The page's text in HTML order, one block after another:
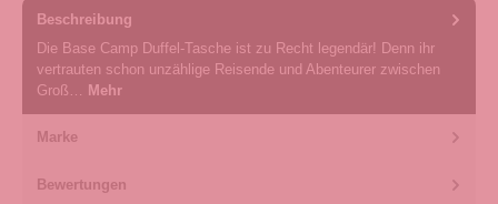
Beschreibung
Die Base Camp Duffel-Tasche ist zu Recht legendär! Denn ihr
vertrauten schon unzählige Reisende und Abenteurer zwischen
Groß… Mehr
Marke
Bewertungen